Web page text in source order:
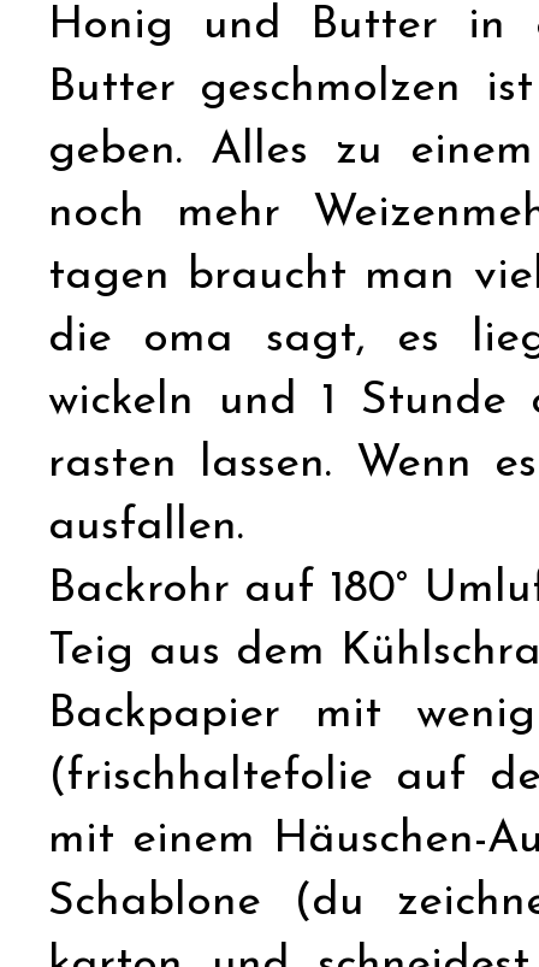
Honig und Butter in
Butter geschmolzen
geben. Alles zu
noch mehr
tagen braucht man
die oma sagt, es
wickeln und 1
rasten lassen. Wenn
ausfallen.
Backrohr auf 180°
Teig aus dem
Backpapier mit
(frischhaltefolie auf
mit einem Häuschen-
Schablone (du